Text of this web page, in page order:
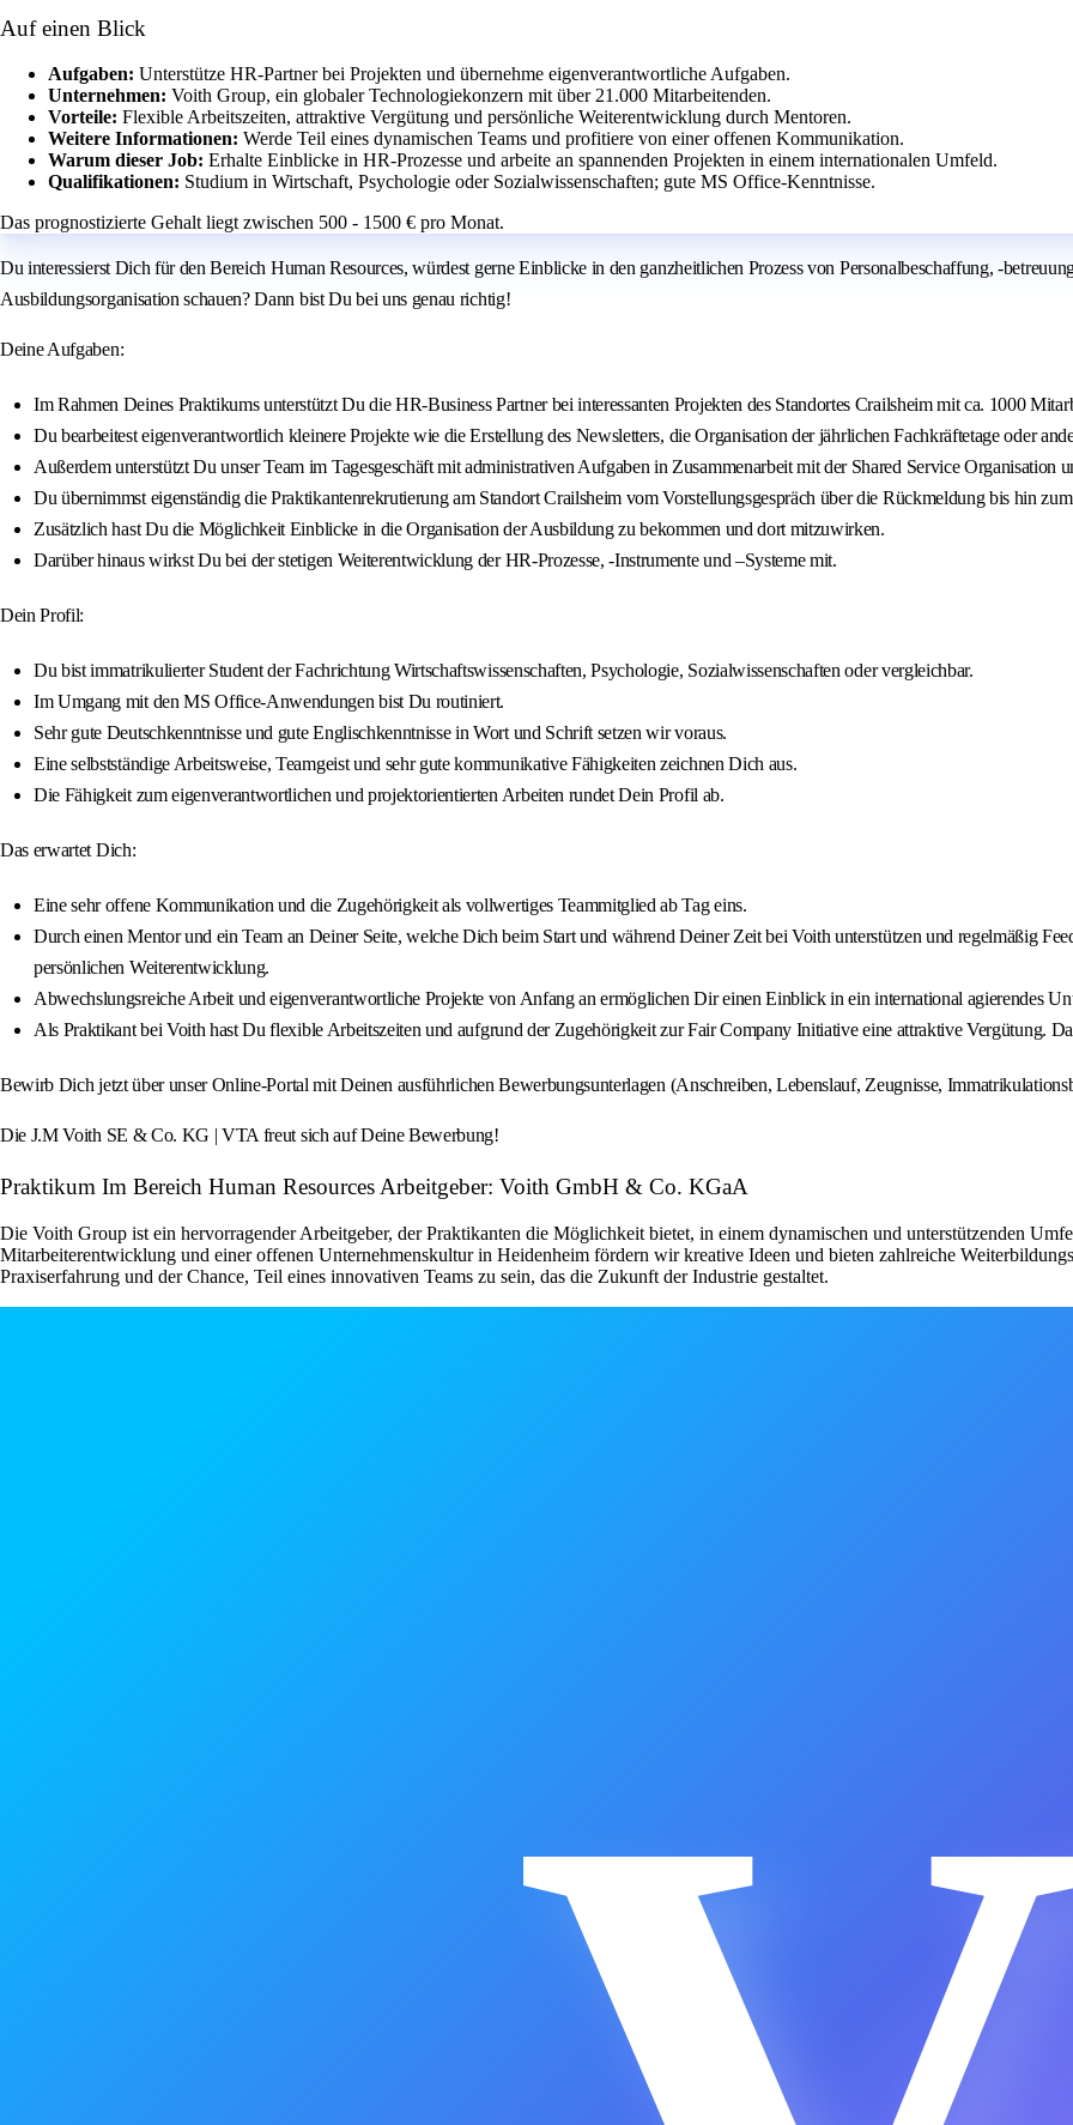
Auf einen Blick
Aufgaben: Unterstütze HR-Partner bei Projekten und übernehme eigenverantwortliche Aufgaben.
Unternehmen: Voith Group, ein globaler Technologiekonzern mit über 21.000 Mitarbeitenden.
Vorteile: Flexible Arbeitszeiten, attraktive Vergütung und persönliche Weiterentwicklung durch Mentoren.
Weitere Informationen: Werde Teil eines dynamischen Teams und profitiere von einer offenen Kommunikation.
Warum dieser Job: Erhalte Einblicke in HR-Prozesse und arbeite an spannenden Projekten in einem internationalen Umfeld.
Qualifikationen: Studium in Wirtschaft, Psychologie oder Sozialwissenschaften; gute MS Office-Kenntnisse.
Das prognostizierte Gehalt liegt zwischen 500 - 1500 € pro Monat.
Du interessierst Dich für den Bereich Human Resources, würdest gerne Einblicke in den ganzheitlichen Prozess von Personalbeschaffung, -
Ausbildungsorganisation schauen? Dann bist Du bei uns genau richtig!
Deine Aufgaben:
Im Rahmen Deines Praktikums unterstützt Du die HR-Business Partner bei interessanten Projekten des Standortes Crailsheim mit ca. 1000
Du bearbeitest eigenverantwortlich kleinere Projekte wie die Erstellung des Newsletters, die Organisation der jährlichen Fachkräftetage oder
Außerdem unterstützt Du unser Team im Tagesgeschäft mit administrativen Aufgaben in Zusammenarbeit mit der Shared Service Organisation
Du übernimmst eigenständig die Praktikantenrekrutierung am Standort Crailsheim vom Vorstellungsgespräch über die Rückmeldung bis hin
Zusätzlich hast Du die Möglichkeit Einblicke in die Organisation der Ausbildung zu bekommen und dort mitzuwirken.
Darüber hinaus wirkst Du bei der stetigen Weiterentwicklung der HR-Prozesse, -Instrumente und –Systeme mit.
Dein Profil:
Du bist immatrikulierter Student der Fachrichtung Wirtschaftswissenschaften, Psychologie, Sozialwissenschaften oder vergleichbar.
Im Umgang mit den MS Office-Anwendungen bist Du routiniert.
Sehr gute Deutschkenntnisse und gute Englischkenntnisse in Wort und Schrift setzen wir voraus.
Eine selbstständige Arbeitsweise, Teamgeist und sehr gute kommunikative Fähigkeiten zeichnen Dich aus.
Die Fähigkeit zum eigenverantwortlichen und projektorientierten Arbeiten rundet Dein Profil ab.
Das erwartet Dich:
Eine sehr offene Kommunikation und die Zugehörigkeit als vollwertiges Teammitglied ab Tag eins.
Durch einen Mentor und ein Team an Deiner Seite, welche Dich beim Start und während Deiner Zeit bei Voith unterstützen und regelmäßig
persönlichen Weiterentwicklung.
Abwechslungsreiche Arbeit und eigenverantwortliche Projekte von Anfang an ermöglichen Dir einen Einblick in ein international agierendes
Als Praktikant bei Voith hast Du flexible Arbeitszeiten und aufgrund der Zugehörigkeit zur Fair Company Initiative eine attraktive Vergütung.
Bewirb Dich jetzt über unser Online-Portal mit Deinen ausführlichen Bewerbungsunterlagen (Anschreiben, Lebenslauf, Zeugnisse,
Die J.M Voith SE & Co. KG | VTA freut sich auf Deine Bewerbung!
Praktikum Im Bereich Human Resources Arbeitgeber: Voith GmbH & Co. KGaA
Die Voith Group ist ein hervorragender Arbeitgeber, der Praktikanten die Möglichkeit bietet, in einem dynamischen und unterstützenden
Mitarbeiterentwicklung und einer offenen Unternehmenskultur in Heidenheim fördern wir kreative Ideen und bieten zahlreiche
Praxiserfahrung und der Chance, Teil eines innovativen Teams zu sein, das die Zukunft der Industrie gestaltet.